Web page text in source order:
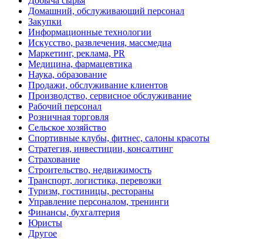
Домашний, обслуживающий персонал
Закупки
Информационные технологии
Искусство, развлечения, массмедиа
Маркетинг, реклама, PR
Медицина, фармацевтика
Наука, образование
Продажи, обслуживание клиентов
Производство, сервисное обслуживание
Рабочий персонал
Розничная торговля
Сельское хозяйство
Спортивные клубы, фитнес, салоны красоты
Стратегия, инвестиции, консалтинг
Страхование
Строительство, недвижимость
Транспорт, логистика, перевозки
Туризм, гостиницы, рестораны
Управление персоналом, тренинги
Финансы, бухгалтерия
Юристы
Другое